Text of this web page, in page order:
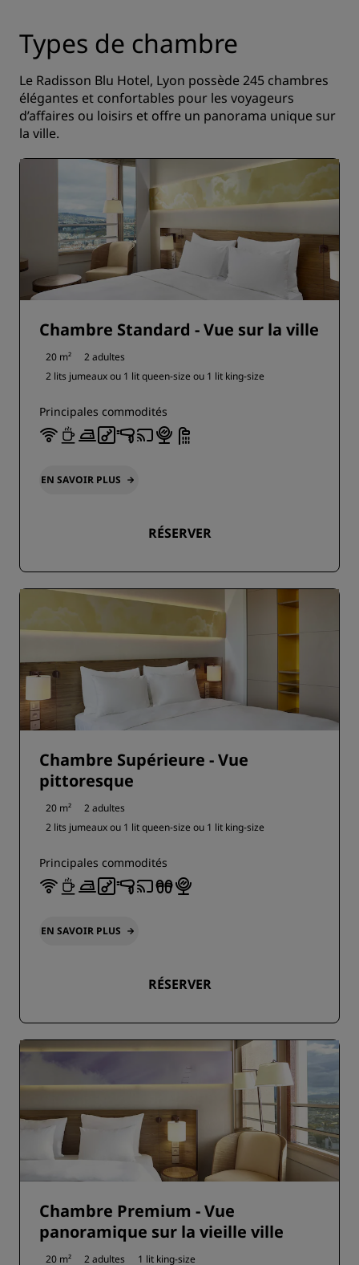
Types de chambre
Le Radisson Blu Hotel, Lyon possède 245 chambres
élégantes et confortables pour les voyageurs
d’affaires ou loisirs et offre un panorama unique sur
la ville.
Chambre Standard - Vue sur la ville
20 m²
2 adultes
2 lits jumeaux ou 1 lit queen-size ou 1 lit king-size
Principales commodités
EN SAVOIR PLUS
RÉSERVER
Chambre Supérieure - Vue
pittoresque
20 m²
2 adultes
2 lits jumeaux ou 1 lit queen-size ou 1 lit king-size
Principales commodités
EN SAVOIR PLUS
RÉSERVER
Chambre Premium - Vue
panoramique sur la vieille ville
20 m² 2 adultes 1 lit king-size